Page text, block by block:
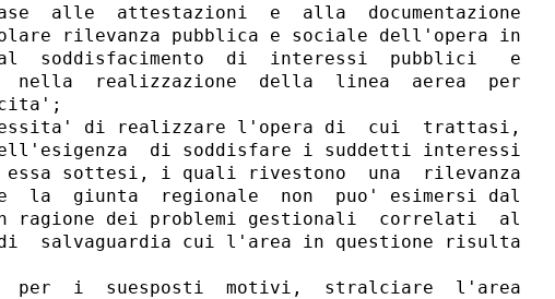
alle  attestazioni  e  alla  documentazione
rilevanza pubblica e sociale dell'opera in
soddisfacimento  di  interessi  pubblici   e
realizzazione  della  linea  aerea  per
di realizzare l'opera di  cui  trattasi,
di soddisfare i suddetti interessi
sottesi, i quali rivestono  una  rilevanza
la  giunta  regionale  non  puo' esimersi dal
ragione dei problemi gestionali  correlati  al
salvaguardia cui l'area in questione risulta
per  i  suesposti  motivi,  stralciare  l'area